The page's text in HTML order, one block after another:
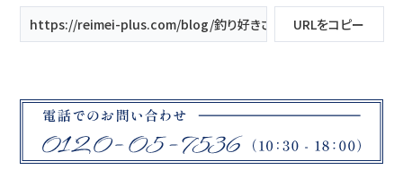
フェッショナルが力を合
わせることで、 この場所
だからこそ出会える特別
にも飾っていただきまし
は、 「これ、尾瀬？！」
「尾瀬でこんな写真が撮
https://reimei-plus.com/blog/釣り好きさん必見！愛船で叶えるウ
URLをコピー